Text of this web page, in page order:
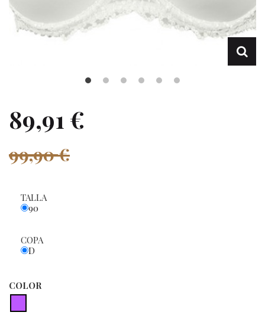
89,91 €
99,90 €
TALLA
90
COPA
D
COLOR